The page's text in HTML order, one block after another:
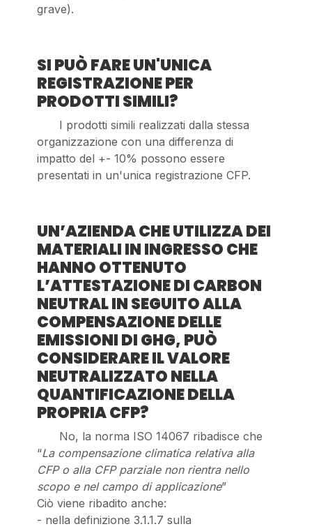
grave).
SI PUÒ FARE UN'UNICA
REGISTRAZIONE PER
PRODOTTI SIMILI?
I prodotti simili realizzati dalla stessa
organizzazione con una differenza di
impatto del +- 10% possono essere
presentati in un'unica registrazione CFP.
UN’AZIENDA CHE UTILIZZA DEI
MATERIALI IN INGRESSO CHE
HANNO OTTENUTO
L’ATTESTAZIONE DI CARBON
NEUTRAL IN SEGUITO ALLA
COMPENSAZIONE DELLE
EMISSIONI DI GHG, PUÒ
CONSIDERARE IL VALORE
NEUTRALIZZATO NELLA
QUANTIFICAZIONE DELLA
PROPRIA CFP?
No, la norma ISO 14067 ribadisce che
“La compensazione climatica relativa alla
CFP o alla CFP parziale non rientra nello
scopo e nel campo di applicazione”
Ciò viene ribadito anche:
- nella definizione 3.1.1.7 sulla